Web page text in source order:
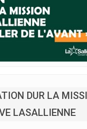
DUR LA
LASALLIENNE